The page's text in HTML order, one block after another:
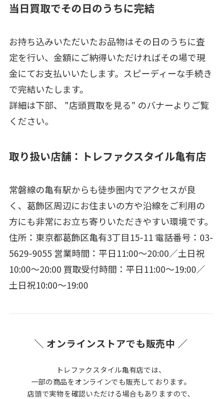
当日買取でその日のうちに完結
お持ち込みいただいたお品物はその日のうちに査
定を行い、金額にご納得いただければその場で現
金にてお支払いいたします。スピーディーな手続き
で完結いたします。
詳細は下部、 "店頭買取を見る" のバナーよりご覧
ください。
取り扱い店舗：トレファクスタイル亀有店
常磐線の亀有駅からも徒歩圏内でアクセスが良
く、葛飾区周辺にお住まいの方や沿線をご利用の
方にも非常にお立ち寄りいただきやすい環境です。
住所：東京都葛飾区亀有3丁目15-11 電話番号：03-
5629-9055 営業時間：平日11:00～20:00／土日祝
10:00～20:00 買取受付時間：平日11:00～19:00／
土日祝10:00～19:00
＼ オンラインストアでも販売中 ／
トレファクスタイル亀有店では、
一部の商品をオンラインでも販売しております。
店頭で実物を確認いただける場合もありますので、